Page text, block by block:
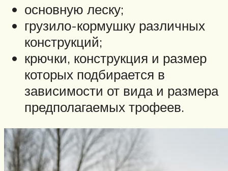
основную леску;
грузило-кормушку различных
конструкций;
крючки, конструкция и размер
которых подбирается в
зависимости от вида и размера
предполагаемых трофеев.